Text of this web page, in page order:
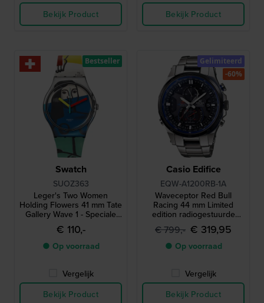
Bekijk Product
Bekijk Product
Swatch
SUOZ363
Leger's Two Women
Holding Flowers 41 mm Tate
Gallery Wave 1 - Speciale
uitgave
€ 110,-
● Op voorraad
Vergelijk
Bekijk Product
Bestseller
Casio Edifice
EQW-A1200RB-1A
Waveceptor Red Bull
Racing 44 mm Limited
edition radiogestuurde
quartz-chronograaf op
zonne-energie met kompas
en wereldtijd
€ 799,- € 319,95
● Op voorraad
Vergelijk
Bekijk Product
Gelimiteerd
-60%